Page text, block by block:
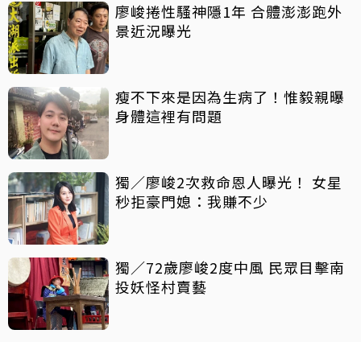
廖峻捲性騷神隱1年 合體澎澎跑外
景近況曝光
瘦不下來是因為生病了！惟毅親曝
身體這裡有問題
獨／廖峻2次救命恩人曝光！ 女星
秒拒豪門媳：我賺不少
獨／72歲廖峻2度中風 民眾目擊南
投妖怪村賣藝